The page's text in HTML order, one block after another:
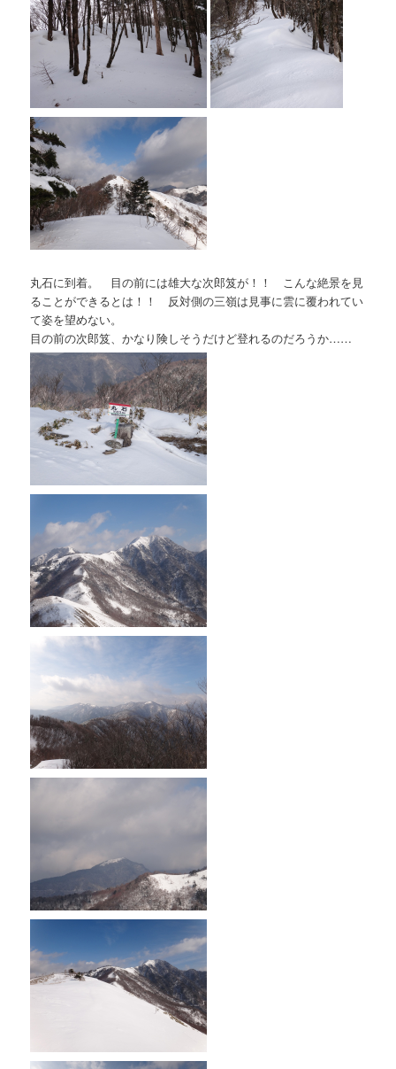
丸石に到着。 目の前には雄大な次郎笈が！！ こんな絶景を見
ることができるとは！！ 反対側の三嶺は見事に雲に覆われてい
て姿を望めない。
目の前の次郎笈、かなり険しそうだけど登れるのだろうか……